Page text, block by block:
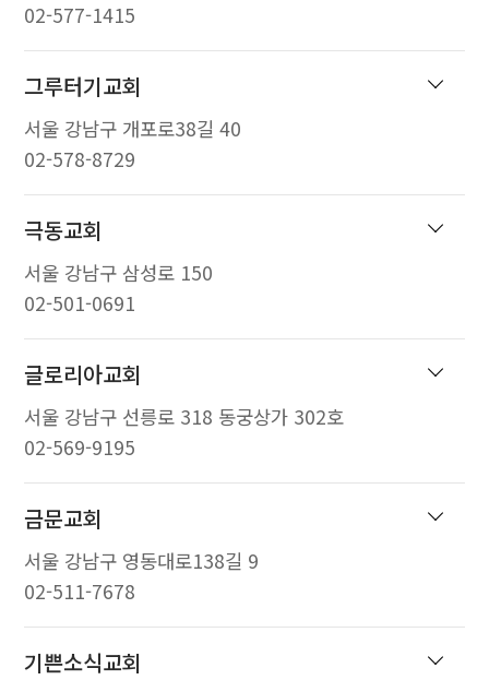
02-577-1415
그루터기교회
서울 강남구 개포로38길 40
02-578-8729
극동교회
서울 강남구 삼성로 150
02-501-0691
글로리아교회
서울 강남구 선릉로 318 동궁상가 302호
02-569-9195
금문교회
서울 강남구 영동대로138길 9
02-511-7678
기쁜소식교회